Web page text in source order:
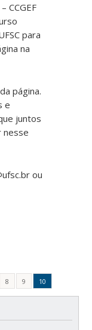
CCGEF
para
na
página.
e
juntos
nesse
ou
8 9 10